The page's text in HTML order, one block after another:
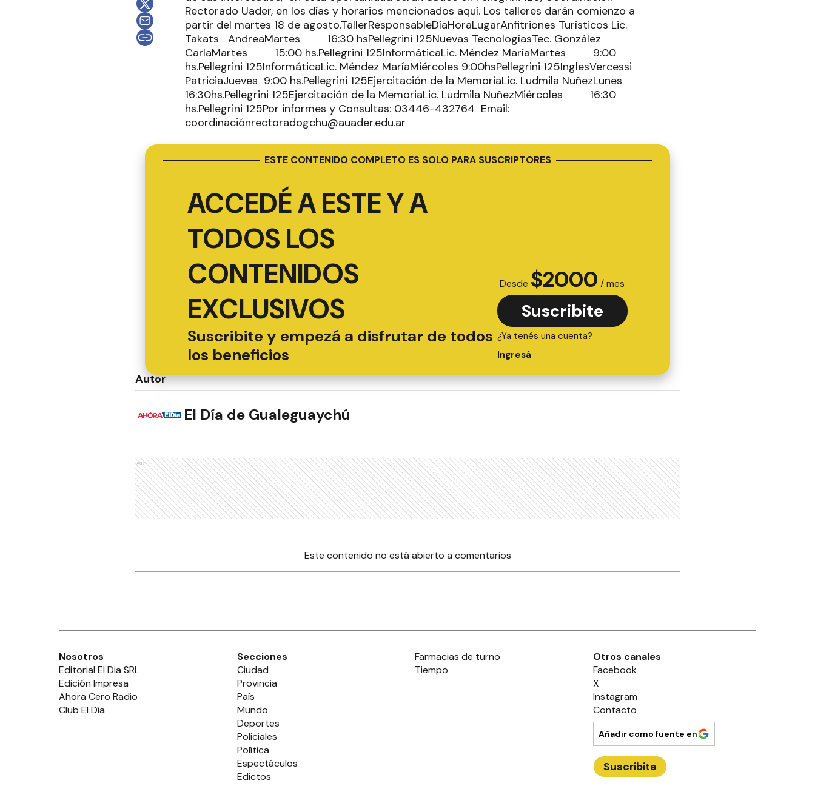
Rectorado Uader, en los días y horarios mencionados aquí. Los talleres darán comienzo a
partir del martes 18 de agosto.TallerResponsableDíaHoraLugarAnfitriones Turísticos Lic.
Takats AndreaMartes 16:30 hsPellegrini 125Nuevas TecnologíasTec. González
CarlaMartes 15:00 hs.Pellegrini 125InformáticaLic. Méndez MaríaMartes 9:00
hs.Pellegrini 125InformáticaLic. Méndez MaríaMiércoles 9:00hsPellegrini 125InglesVercessi
PatriciaJueves 9:00 hs.Pellegrini 125Ejercitación de la MemoriaLic. Ludmila NuñezLunes
16:30hs.Pellegrini 125Ejercitación de la MemoriaLic. Ludmila NuñezMiércoles 16:30
hs.Pellegrini 125Por informes y Consultas: 03446-432764 Email:
coordinaciónrectoradogchu@auader.edu.ar
ESTE CONTENIDO COMPLETO ES SOLO PARA SUSCRIPTORES
ACCEDÉ A ESTE Y A
TODOS LOS
CONTENIDOS
EXCLUSIVOS
Suscribite y empezá a disfrutar de todos
los beneficios
Desde $2000 / mes
Suscribite
¿Ya tenés una cuenta?
Ingresá
Autor
El Día de Gualeguaychú
NOTAS RELACIONADAS
¿Cómo denunciar el uso
de pirotecnia durante
CIUDAD
Más de 20 mil personas
ingresaron al
Gualeguaychú-Fray
CIUDAD
Rocamora presenta un
20 por ciento de avance
CIUDAD
Caja de Jubilaciones